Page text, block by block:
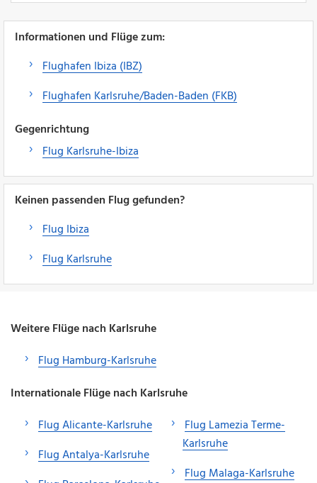
Informationen und Flüge zum:
Flughafen Ibiza (IBZ)
Flughafen Karlsruhe/Baden-Baden (FKB)
Gegenrichtung
Flug Karlsruhe-Ibiza
Keinen passenden Flug gefunden?
Flug Ibiza
Flug Karlsruhe
Weitere Flüge nach Karlsruhe
Flug Hamburg-Karlsruhe
Internationale Flüge nach Karlsruhe
Flug Alicante-Karlsruhe
Flug Antalya-Karlsruhe
Flug Lamezia Terme-
Karlsruhe
Flug Malaga-Karlsruhe